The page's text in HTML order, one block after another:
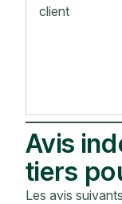
client
Avis
tiers
Les avis